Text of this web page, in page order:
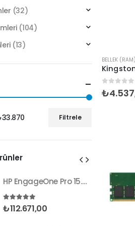
BELLEK (RAM)
0 5
₺
(32)
(104)
(13)
Filtrele
HP EngageOne Pro 15.6"-i5 14500-16G-256SSD-OST W11
5.005 üzerinden
₺112.671,00